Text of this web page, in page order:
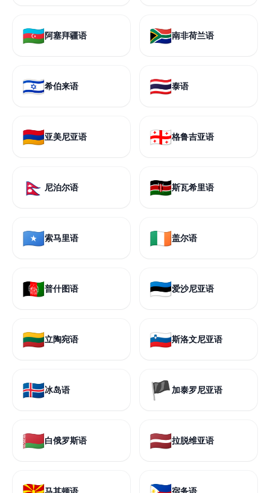
🇦🇿阿塞拜疆语 🇿🇦南非荷兰语
🇮🇱希伯来语 🇹🇭泰语
🇦🇲亚美尼亚语 🇬🇪格鲁吉亚语
🇳🇵 尼泊尔语 🇰🇪斯瓦希里语
🇸🇴索马里语 🇮🇪盖尔语
🇦🇫普什图语 🇪🇪爱沙尼亚语
🇱🇹立陶宛语 🇸🇮斯洛文尼亚语
🇮🇸冰岛语 🏴 加泰罗尼亚语
🇧🇾白俄罗斯语 🇱🇻拉脱维亚语
马其顿语 宿务语